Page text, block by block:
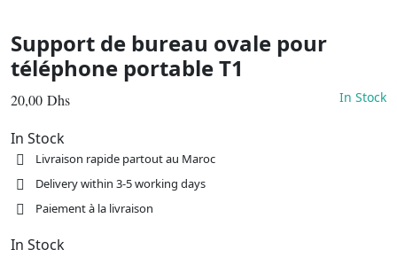
Support de bureau ovale pour
téléphone portable T1
20,00 Dhs In Stock
In Stock
Livraison rapide partout au Maroc
Delivery within 3-5 working days
Paiement à la livraison
In Stock